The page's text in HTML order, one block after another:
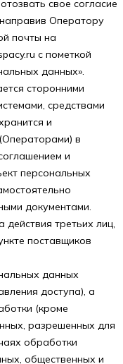
свое согласие
Оператору
почты на
с пометкой
данных».
сторонними
средствами
и
в
и
персональных
документами.
действия третьих лиц,
поставщиков
данных
доступа), а
(кроме
разрешенных для
обработки
общественных и